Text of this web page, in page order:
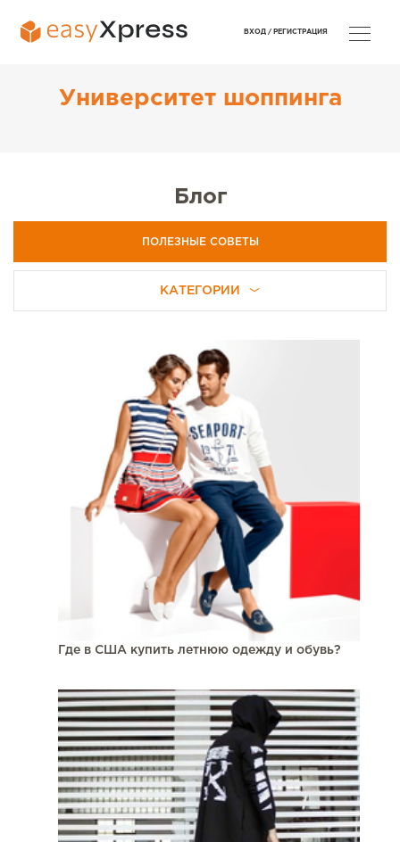
Университет шоппинга
Блог
ПОЛЕЗНЫЕ СОВЕТЫ
КАТЕГОРИИ
Где в США купить летнюю одежду и обувь?
ВХОД / РЕГИСТРАЦИЯ